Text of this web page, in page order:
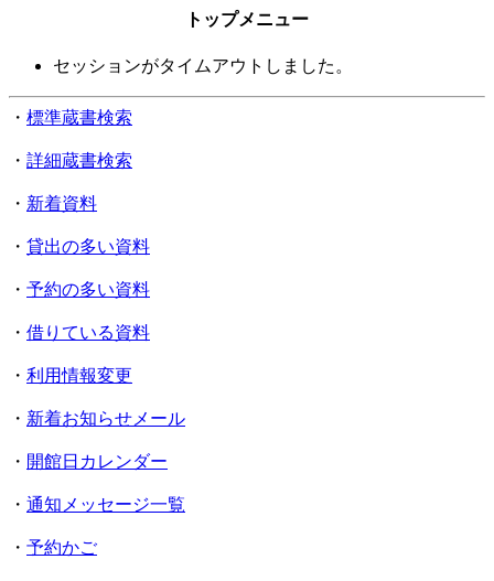
トップメニュー
セッションがタイムアウトしました。
・ 標準蔵書検索
・ 詳細蔵書検索
・ 新着資料
・ 貸出の多い資料
・ 予約の多い資料
・ 借りている資料
・ 利用情報変更
・ 新着お知らせメール
・ 開館日カレンダー
・ 通知メッセージ一覧
・ 予約かご